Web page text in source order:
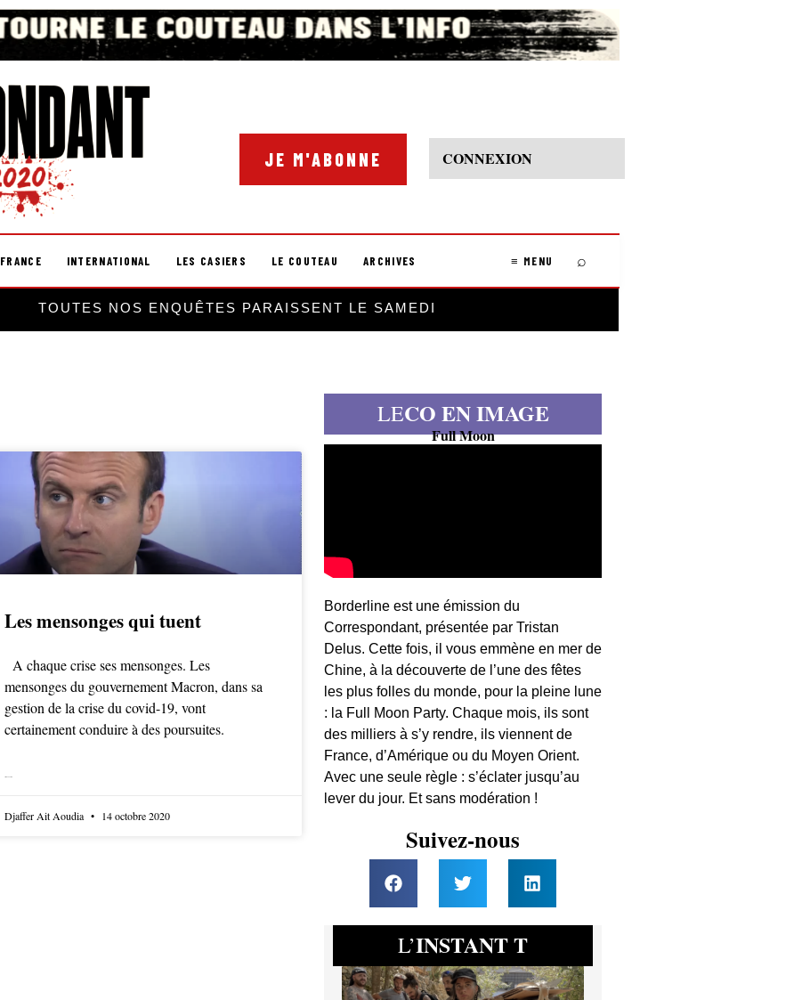
JE M'ABONNE CONNEXION
FRANCE INTERNATIONAL LES CASIERS LE COUTEAU ARCHIVES ≡ MENU ⌕
TOUTES NOS ENQUÊTES PARAISSENT LE SAMEDI
Les mensonges qui tuent
A chaque crise ses mensonges. Les
mensonges du gouvernement Macron, dans sa
gestion de la crise du covid-19, vont
certainement conduire à des poursuites.
Djaffer Ait Aoudia 14 octobre 2020
LECO EN IMAGE
Full Moon
Borderline est une émission du
Correspondant, présentée par Tristan
Delus. Cette fois, il vous emmène en mer de
Chine, à la découverte de l’une des fêtes
les plus folles du monde, pour la pleine lune
: la Full Moon Party. Chaque mois, ils sont
des milliers à s’y rendre, ils viennent de
France, d’Amérique ou du Moyen Orient.
Avec une seule règle : s’éclater jusqu’au
lever du jour. Et sans modération !
Suivez-nous
L’INSTANT T